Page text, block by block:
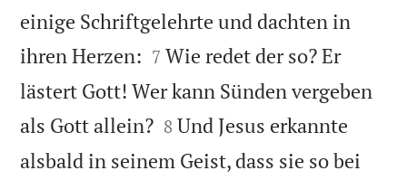
einige Schriftgelehrte und dachten in
ihren Herzen: 

7 Wie redet der so? Er
lästert Gott! Wer kann Sünden vergeben
als Gott allein?
8 Und Jesus erkannte
alsbald in seinem Geist, dass sie so bei